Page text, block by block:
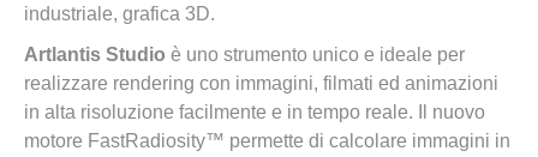
industriale, grafica 3D.
Artlantis Studio è uno strumento unico e ideale per
realizzare rendering con immagini, filmati ed animazioni
in alta risoluzione facilmente e in tempo reale. Il nuovo
motore FastRadiosity™ permette di calcolare immagini in